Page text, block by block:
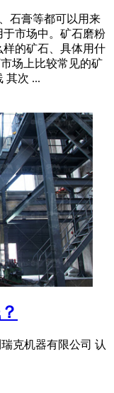
石膏等都可以用来
市场中。矿石磨粉
的矿石、具体用什
场上比较常见的矿
其次 ...
克机器有限公司 认